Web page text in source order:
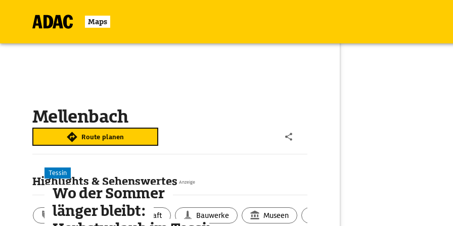
Maps
Mellenbach
Route planen
Highlights & Sehenswertes
Aktivitäten Landschaft Bauwerke Museen
Anzeige
Tessin
Wo der Sommer
länger bleibt: